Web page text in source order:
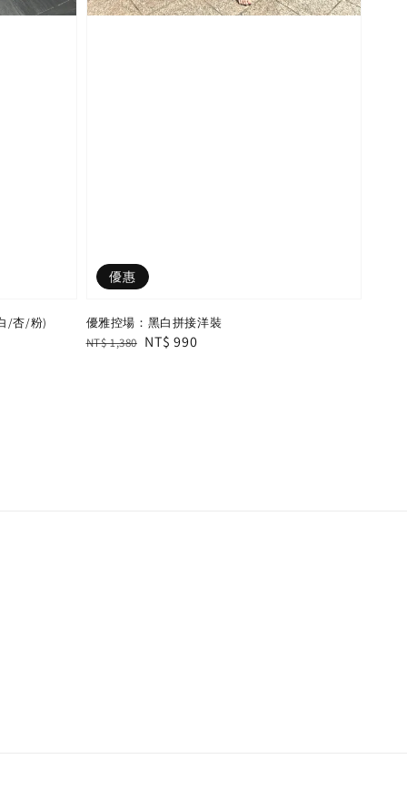
/杏/粉)
優惠
優雅控場：黑白拼接洋裝
Regular
NT$ 1,380 Sale
NT$ 990